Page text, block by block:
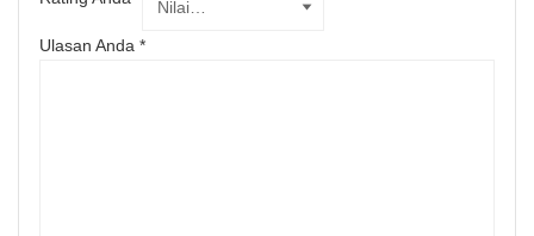
Ulasan Anda *